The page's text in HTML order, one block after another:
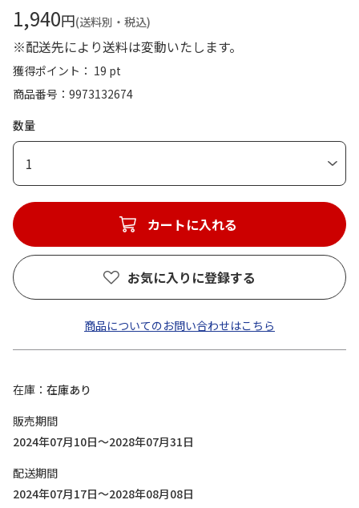
1,940円(送料別・税込)
※配送先により送料は変動いたします。
獲得ポイント： 19 pt
商品番号
9973132674
数量
1
カートに入れる
お気に入りに登録する
商品についてのお問い合わせはこちら
在庫
在庫あり
販売期間
2024年07月10日～2028年07月31日
配送期間
2024年07月17日～2028年08月08日